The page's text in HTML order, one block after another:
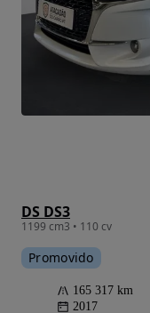
DS DS3
1199 cm3 • 110 cv
Promovido
165 317 km
2017